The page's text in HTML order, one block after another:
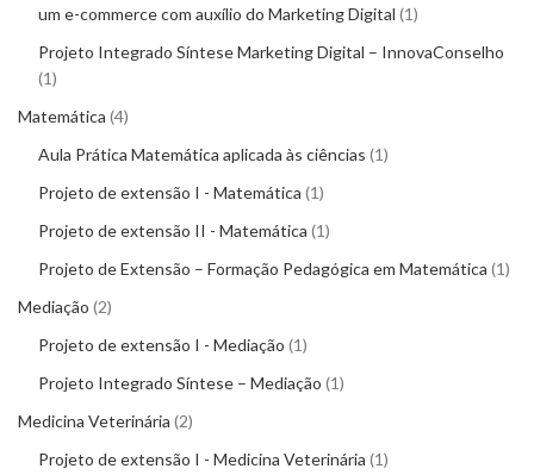
um e-commerce com auxílio do Marketing Digital 1
Projeto Integrado Síntese Marketing Digital – InnovaConselho
1
Matemática 4
Aula Prática Matemática aplicada às ciências 1
Projeto de extensão I - Matemática 1
Projeto de extensão II - Matemática 1
Projeto de Extensão – Formação Pedagógica em Matemática 1
Mediação 2
Projeto de extensão I - Mediação 1
Projeto Integrado Síntese – Mediação 1
Medicina Veterinária 2
Projeto de extensão I - Medicina Veterinária 1